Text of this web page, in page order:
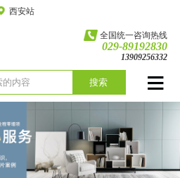
西安站
全国统一咨询热线
029-89192830
13909256332
搜索